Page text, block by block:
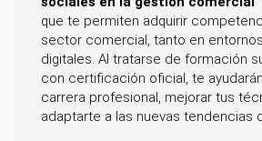
que te permiten adquirir
sector comercial, tanto en
digitales. Al tratarse de formación
con certificación oficial, te
carrera profesional, mejorar tus
adaptarte a las nuevas tendencias